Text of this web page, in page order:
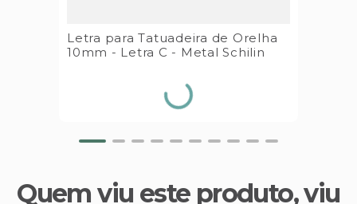
Letra para Tatuadeira de Orelha
10mm - Letra C - Metal Schilin
Quem viu este produto, viu